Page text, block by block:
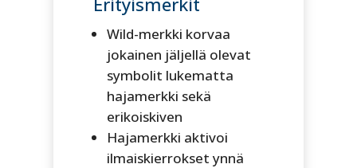
Wild-merkki korvaa
jokainen jäljellä olevat
symbolit lukematta
hajamerkki sekä
erikoiskiven
Hajamerkki aktivoi
ilmaiskierrokset ynnä